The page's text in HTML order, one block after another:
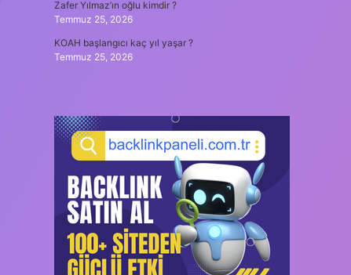
Zafer Yılmaz’ın oğlu kimdir ?
Temmuz 25, 2026
KOAH başlangıcı kaç yıl yaşar ?
Temmuz 25, 2026